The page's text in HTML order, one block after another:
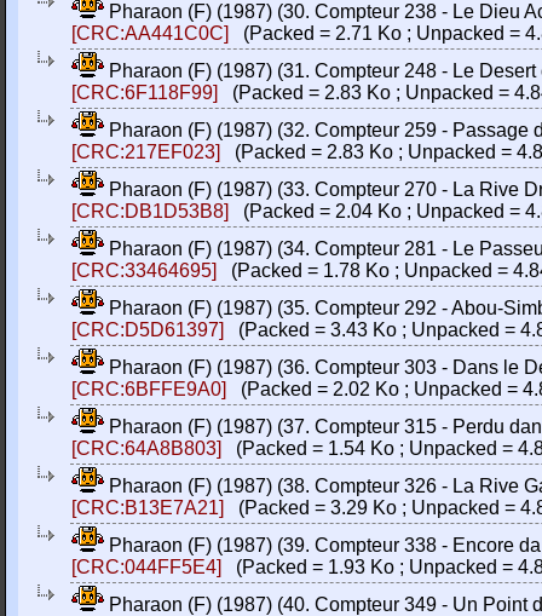
Pharaon (F) (1987) (30. Compteur 238 - Le Dieu
[CRC:AA441C0C]
(Packed = 2.71 Ko ; Unpacked =
Pharaon (F) (1987) (31. Compteur 248 - Le
[CRC:6F118F99]
(Packed = 2.83 Ko ; Unpacked =
Pharaon (F) (1987) (32. Compteur 259 -
[CRC:217EF023]
(Packed = 2.83 Ko ; Unpacked =
Pharaon (F) (1987) (33. Compteur 270 - La Rive
[CRC:DB1D53B8]
(Packed = 2.04 Ko ; Unpacked =
Pharaon (F) (1987) (34. Compteur 281 - Le
[CRC:33464695]
(Packed = 1.78 Ko ; Unpacked =
Pharaon (F) (1987) (35. Compteur 292 - Abou-
[CRC:D5D61397]
(Packed = 3.43 Ko ; Unpacked =
Pharaon (F) (1987) (36. Compteur 303 - Dans le
[CRC:6BFFE9A0]
(Packed = 2.02 Ko ; Unpacked =
Pharaon (F) (1987) (37. Compteur 315 - Perdu
[CRC:64A8B803]
(Packed = 1.54 Ko ; Unpacked =
Pharaon (F) (1987) (38. Compteur 326 - La Rive
[CRC:B13E7A21]
(Packed = 3.29 Ko ; Unpacked =
Pharaon (F) (1987) (39. Compteur 338 - Encore
[CRC:044FF5E4]
(Packed = 1.93 Ko ; Unpacked =
Pharaon (F) (1987) (40. Compteur 349 - Un Point